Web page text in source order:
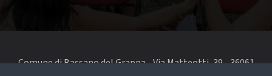
Comune di Bassano del Grappa - Via Matteotti, 39 - 36061